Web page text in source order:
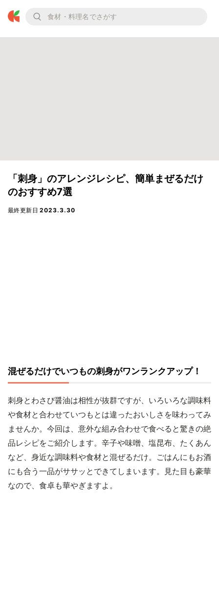
「刺身」のアレンジレシピ、簡単まぜるだけ
のおすすめ7選
最終更新日2023.3.30
混ぜるだけでいつもの刺身がワンランクアップ！
刺身とわさび醤油は相性が抜群ですが、いろいろな調味料
や食材と合わせていつもとは違ったおいしさを味わってみ
ませんか。今回は、意外な組み合わせで食べると驚きの絶
品レシピをご紹介します。辛子や味噌、塩昆布、たくあん
など、身近な調味料や食材と混ぜるだけ。ごはんにもお酒
にも合う一品がササッとできてしまいます。見た目も豪華
なので、食卓も華やぎますよ。